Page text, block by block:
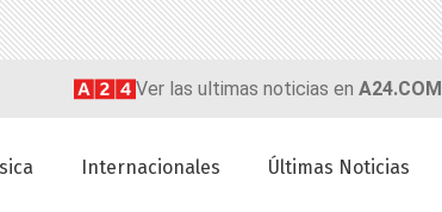
Ver las ultimas noticias en A24.COM
Internacionales Últimas Noticias